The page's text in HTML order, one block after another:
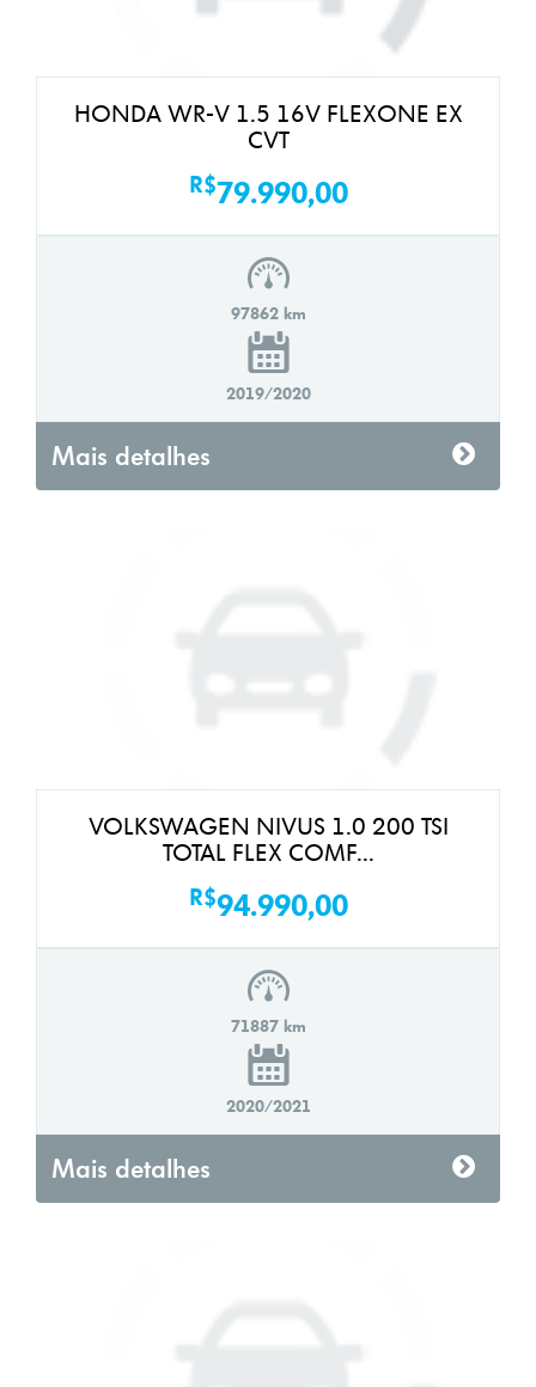
HONDA WR-V 1.5 16V FLEXONE EX
CVT
R$79.990,00
97862 km
2019/2020
Mais detalhes
VOLKSWAGEN NIVUS 1.0 200 TSI
TOTAL FLEX COMF...
R$94.990,00
71887 km
2020/2021
Mais detalhes